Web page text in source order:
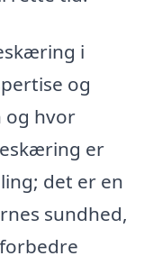
i
og
og hvor
er
det er en
sundhed,